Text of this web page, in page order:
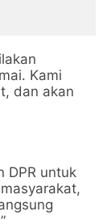
Kami
dan akan
DPR untuk